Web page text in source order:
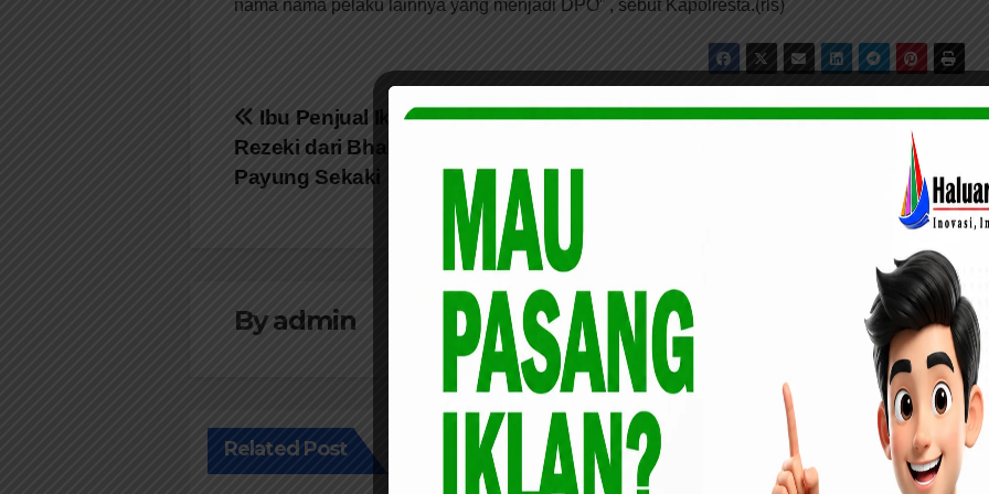
nama nama pelaku lainnya yang menjadi DPO” , sebut Kapolresta.(rls)
Navigasi
pos
Pelaku Pembunuhan Nurul Komariah
Terungkap, Tersangka Dibekuk
Polda Riau di Jakarta Utara
Ibu Penjual Ikan Keliling Dapat
Rezeki dari Bhabinkamtibmas
Payung Sekaki
Byadmin
Related Post